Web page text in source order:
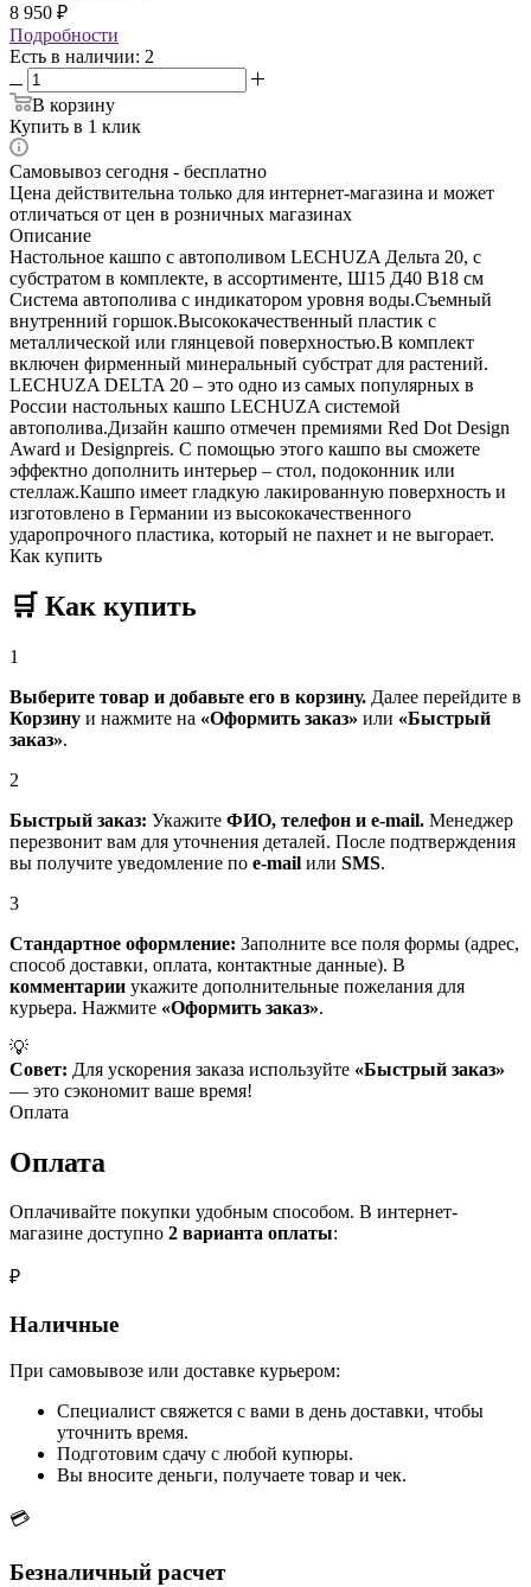
8 950 ₽
Подробности
Есть в наличии: 2
В корзину
Купить в 1 клик
Самовывоз сегодня - бесплатно
Цена действительна только для интернет-магазина и может
отличаться от цен в розничных магазинах
Описание
Настольное кашпо с автополивом LECHUZA Дельта 20, с
субстратом в комплекте, в ассортименте, Ш15 Д40 В18 см
Система автополива с индикатором уровня воды.Съемный
внутренний горшок.Высококачественный пластик с
металлической или глянцевой поверхностью.В комплект
включен фирменный минеральный субстрат для растений.
LECHUZA DELTA 20 – это одно из самых популярных в
России настольных кашпо LECHUZA системой
автополива.Дизайн кашпо отмечен премиями Red Dot Design
Award и Designpreis. С помощью этого кашпо вы сможете
эффектно дополнить интерьер – стол, подоконник или
стеллаж.Кашпо имеет гладкую лакированную поверхность и
изготовлено в Германии из высококачественного
ударопрочного пластика, который не пахнет и не выгорает.
Как купить
🛒 Как купить
1
Выберите товар и добавьте его в корзину. Далее перейдите в
Корзину и нажмите на «Оформить заказ» или «Быстрый
заказ».
2
Быстрый заказ: Укажите ФИО, телефон и e-mail. Менеджер
перезвонит вам для уточнения деталей. После подтверждения
вы получите уведомление по e-mail или SMS.
3
Стандартное оформление: Заполните все поля формы (адрес,
способ доставки, оплата, контактные данные). В
комментарии укажите дополнительные пожелания для
курьера. Нажмите «Оформить заказ».
💡
Совет: Для ускорения заказа используйте «Быстрый заказ»
— это сэкономит ваше время!
Оплата
Оплата
Оплачивайте покупки удобным способом. В интернет-
магазине доступно 2 варианта оплаты:
₽
Наличные
При самовывозе или доставке курьером:
Специалист свяжется с вами в день доставки, чтобы
уточнить время.
Подготовим сдачу с любой купюры.
Вы вносите деньги, получаете товар и чек.
💳
Безналичный расчет